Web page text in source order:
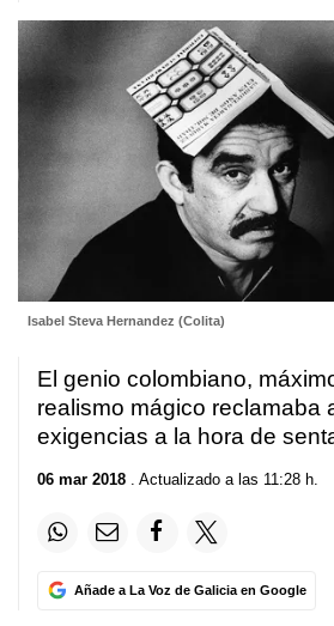
Isabel Steva Hernandez (Colita)
El genio colombiano,
realismo mágico reclamaba
exigencias a la hora de
06 mar 2018 . Actualizado a las 11:28 h.
Añade a La Voz de Galicia en Google